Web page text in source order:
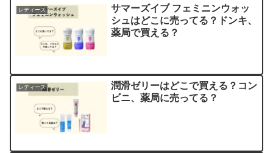
レディース
サマーズイブ フェミニンウォッ
シュはどこに売ってる？ドンキ、
薬局で買える？
レディース
潤滑ゼリーはどこで買える？コン
ビニ、薬局に売ってる？